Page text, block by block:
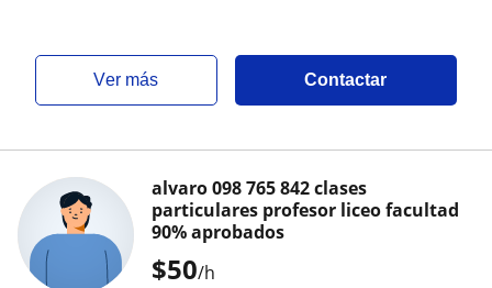
ver más Contactar
$50/h
alvaro 098 765 842 clases
particulares profesor liceo facultad
90% aprobados